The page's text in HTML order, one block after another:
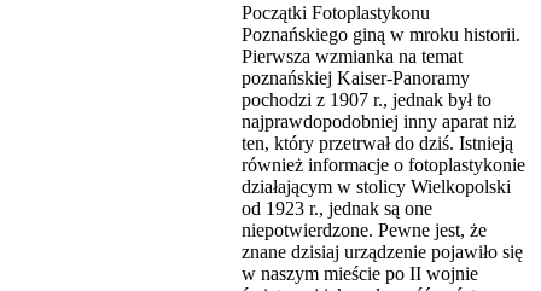
Początki Fotoplastykonu
Poznańskiego giną w mroku historii.
Pierwsza wzmianka na temat
poznańskiej Kaiser-Panoramy
pochodzi z 1907 r., jednak był to
najprawdopodobniej inny aparat niż
ten, który przetrwał do dziś. Istnieją
również informacje o fotoplastykonie
działającym w stolicy Wielkopolski
od 1923 r., jednak są one
niepotwierdzone. Pewne jest, że
znane dzisiaj urządzenie pojawiło się
w naszym mieście po II wojnie